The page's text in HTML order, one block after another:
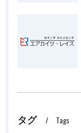
タグ Tags